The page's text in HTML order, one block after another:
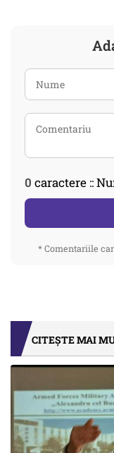
0 caractere ::
* Comentariile
CITEȘTE MAI